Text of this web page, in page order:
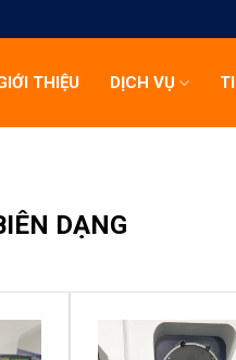
THIỆU DỊCH VỤ
DẠNG